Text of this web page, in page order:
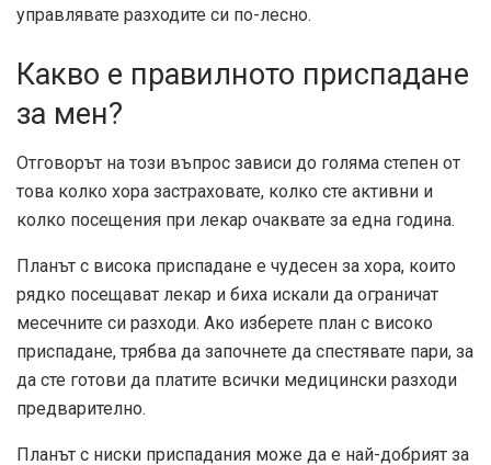
управлявате разходите си по-лесно.
Какво е правилното приспадане
за мен?
Отговорът на този въпрос зависи до голяма степен от
това колко хора застраховате, колко сте активни и
колко посещения при лекар очаквате за една година.
Планът с висока приспадане е чудесен за хора, които
рядко посещават лекар и биха искали да ограничат
месечните си разходи. Ако изберете план с високо
приспадане, трябва да започнете да спестявате пари, за
да сте готови да платите всички медицински разходи
предварително.
Планът с ниски приспадания може да е най-добрият за